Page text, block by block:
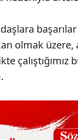
olmak
çalıştığımız